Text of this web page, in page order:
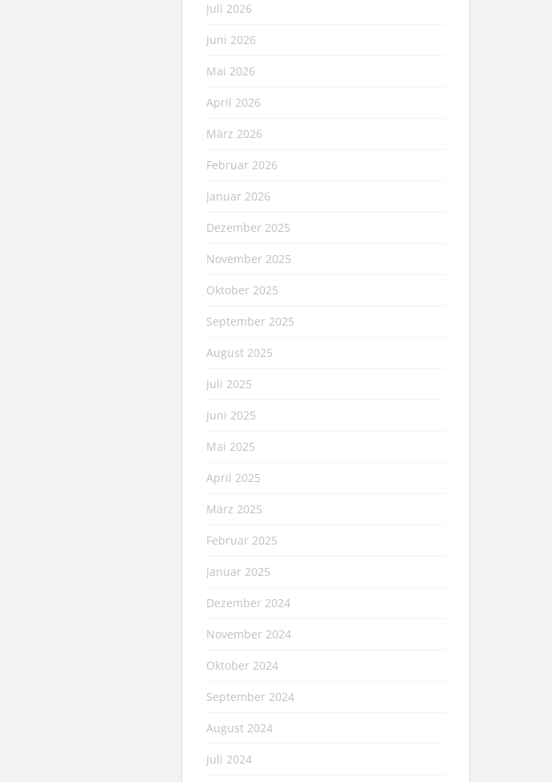
Juli 2026
Juni 2026
Mai 2026
April 2026
März 2026
Februar 2026
Januar 2026
Dezember 2025
November 2025
Oktober 2025
September 2025
August 2025
Juli 2025
Juni 2025
Mai 2025
April 2025
März 2025
Februar 2025
Januar 2025
Dezember 2024
November 2024
Oktober 2024
September 2024
August 2024
Juli 2024